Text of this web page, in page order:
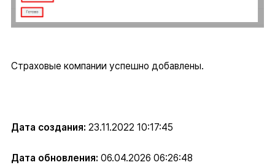
Страховые компании успешно добавлены.
Дата создания: 23.11.2022 10:17:45
Дата обновления: 06.04.2026 06:26:48